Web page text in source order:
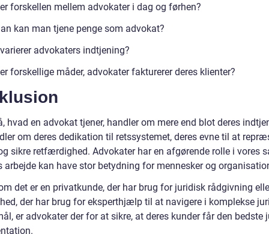
forskellen mellem advokater i dag og førhen?
kan man tjene penge som advokat?
advokaters indtjening?
forskellige måder, advokater fakturerer deres klienter?
hvad en advokat tjener, handler om mere end blot deres
om deres dedikation til retssystemet, deres evne til at
sikre retfærdighed. Advokater har en afgørende rolle i vores
arbejde kan have stor betydning for mennesker og
det er en privatkunde, der har brug for juridisk rådgivning
der har brug for eksperthjælp til at navigere i komplekse
er advokater der for at sikre, at deres kunder får den bedste